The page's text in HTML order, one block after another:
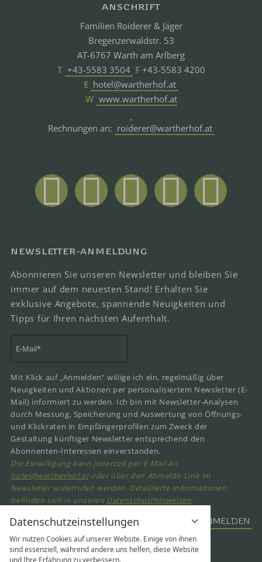
Datenschutzeinstellungen
Wir nutzen Cookies auf unserer Website. Einige von ihnen
sind essenziell, während andere uns helfen, diese Website
und Ihre Erfahrung zu verbessern.
ANSCHRIFT
Familien Roiderer & Jäger
Bregenzerwaldstr. 53
AT-6767 Warth am Arlberg
T +43-5583 3504 F+43-5583 4200
E hotel@wartherhof.at
W www.wartherhof.at
Rechnungen an: roiderer@wartherhof.at
NEWSLETTER-ANMELDUNG
Abonnieren Sie unseren Newsletter und bleiben Sie
immer auf dem neuesten Stand! Erhalten Sie
exklusive Angebote, spannende Neuigkeiten und
Tipps für Ihren nächsten Aufenthalt.
Mit Klick auf „Anmelden“ willige ich ein, regelmäßig über
Neuigkeiten und Aktionen per personalisiertem Newsletter (E-
Mail) informiert zu werden. Ich bin mit Newsletter-Analysen
durch Messung, Speicherung und Auswertung von Öffnungs-
und Klickraten in Empfängerprofilen zum Zweck der
Gestaltung künftiger Newsletter entsprechend den
Abonnenten-Interessen einverstanden.
Die Einwilligung kann jederzeit per E-Mail an
hotel@wartherhof.atoder über den Abmelde-Link im
Newsletter widerrufen werden. Detaillierte Informationen
befinden sich in unseren Datenschutzhinweisen.
ANMELDEN